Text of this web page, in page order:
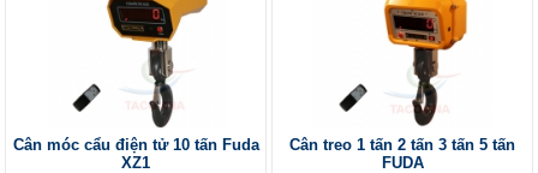
Cân móc cẩu điện tử 10 tấn Fuda
XZ1
Cân treo 1 tấn 2 tấn 3 tấn 5 tấn
FUDA